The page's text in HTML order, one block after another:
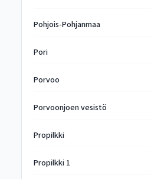
Pohjois-Pohjanmaa
Pori
Porvoo
Porvoonjoen vesistö
Propilkki
Propilkki 1